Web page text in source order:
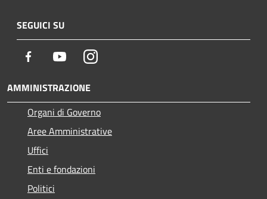
SEGUICI SU
Facebook YoutubeInstagram
AMMINISTRAZIONE
Organi di Governo
Aree Amministrative
Uffici
Enti e fondazioni
Politici